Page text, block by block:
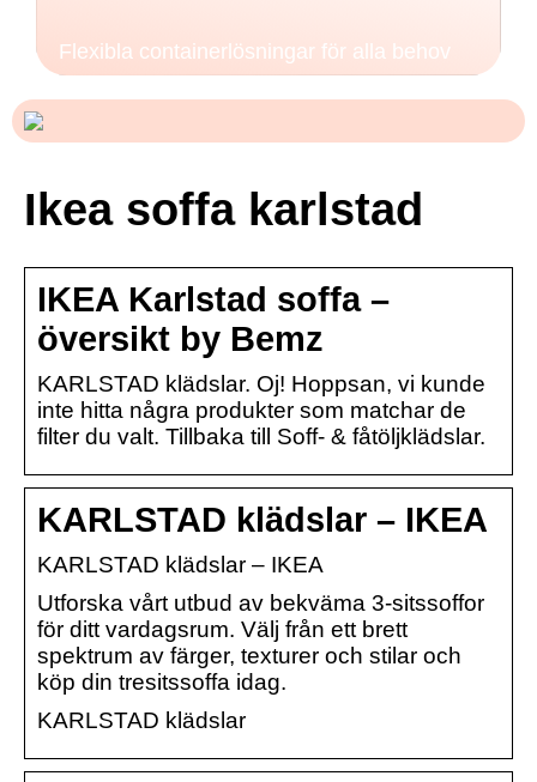
Flexibla containerlösningar för alla behov
Ikea soffa karlstad
IKEA Karlstad soffa –
översikt by Bemz
KARLSTAD klädslar. Oj! Hoppsan, vi kunde
inte hitta några produkter som matchar de
filter du valt. Tillbaka till Soff- & fåtöljklädslar.
KARLSTAD klädslar – IKEA
KARLSTAD klädslar – IKEA
Utforska vårt utbud av bekväma 3-sitssoffor
för ditt vardagsrum. Välj från ett brett
spektrum av färger, texturer och stilar och
köp din tresitssoffa idag.
KARLSTAD klädslar